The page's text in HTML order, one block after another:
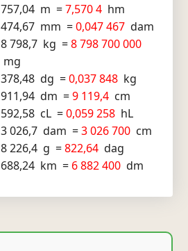
757,04 m =7,570 4 hm
474,67 mm =0,047 467 dam
8 798,7 kg =8 798 700 000
mg
378,48 dg =0,037 848 kg
911,94 dm =9 119,4 cm
592,58 cL =0,059 258 hL
3 026,7 dam =3 026 700 cm
8 226,4 g =822,64 dag
688,24 km = 6 882 400 dm